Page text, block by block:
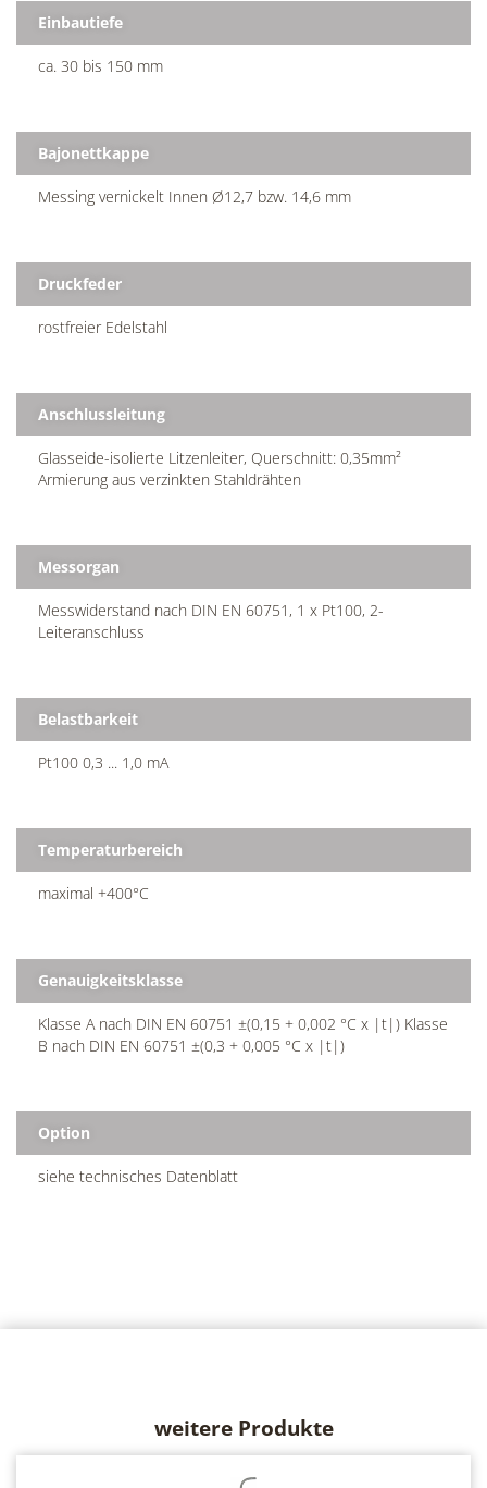
Einbautiefe
ca. 30 bis 150 mm
Bajonettkappe
Messing vernickelt Innen Ø12,7 bzw. 14,6 mm
Druckfeder
rostfreier Edelstahl
Anschlussleitung
Glasseide-isolierte Litzenleiter, Querschnitt: 0,35mm²
Armierung aus verzinkten Stahldrähten
Messorgan
Messwiderstand nach DIN EN 60751, 1 x Pt100, 2-
Leiteranschluss
Belastbarkeit
Pt100 0,3 ... 1,0 mA
Temperaturbereich
maximal +400°C
Genauigkeitsklasse
Klasse A nach DIN EN 60751 ±(0,15 + 0,002 °C x |t|) Klasse
B nach DIN EN 60751 ±(0,3 + 0,005 °C x |t|)
Option
siehe technisches Datenblatt
weitere Produkte